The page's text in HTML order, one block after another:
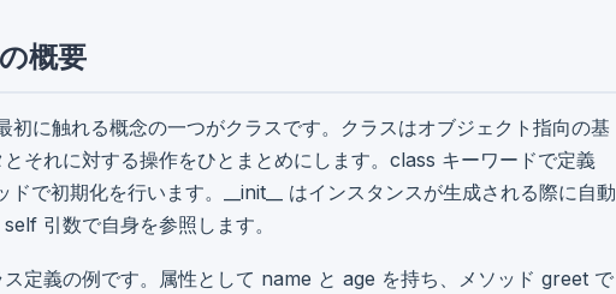
概要
初に触れる概念の一つがクラスです。クラスはオブジェクト指向の基
それに対する操作をひとまとめにします。class キーワードで定義
ドで初期化を行います。__init__ はインスタンスが生成される際に自動
引数で自身を参照します。
ス定義の例です。属性として name と age を持ち、メソッド greet で